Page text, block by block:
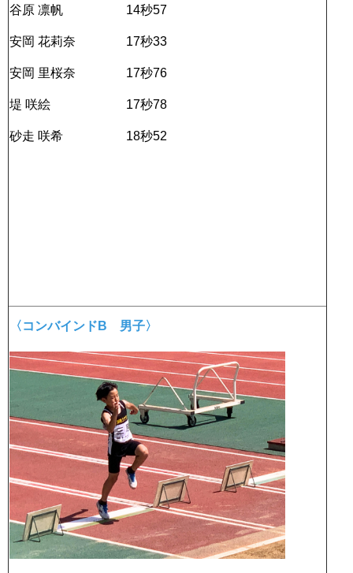
谷原 凛帆 14秒57
安岡 花莉奈 17秒33
安岡 里桜奈 17秒76
堤 咲絵 17秒78
砂走 咲希 18秒52
〈コンバインドB 男子〉